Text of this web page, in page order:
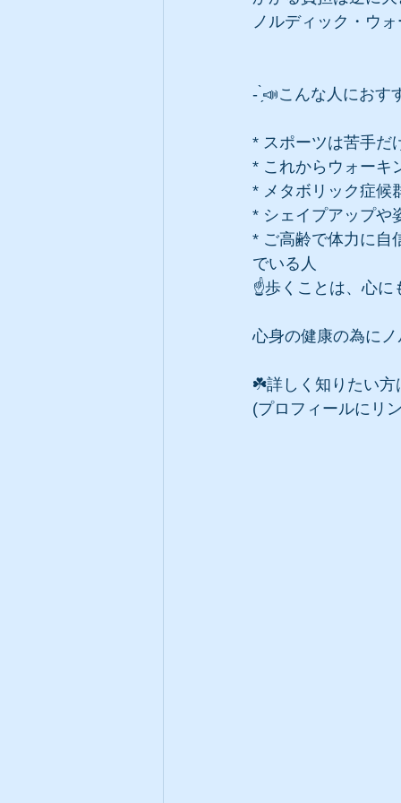
ノルディック・ウ
- ̗̀📣こんな人におす
* スポーツは苦手だ
* これからウォーキ
* メタボリック症候
* シェイプアップや
* ご高齢で体力に自
でいる人
☝️歩くことは、心に
心身の健康の為に
☘️詳しく知りたい方
(プロフィールにリ